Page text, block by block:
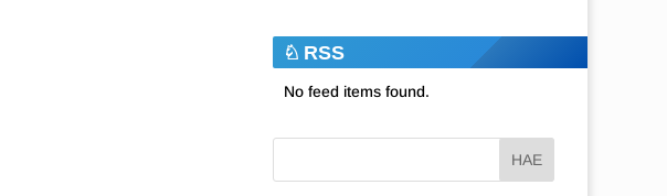
RSS
No feed items found.